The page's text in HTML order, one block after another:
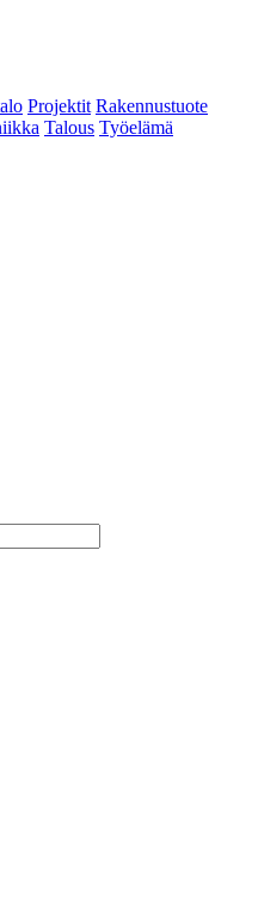
Projektit Rakennustuote
Talous Työelämä